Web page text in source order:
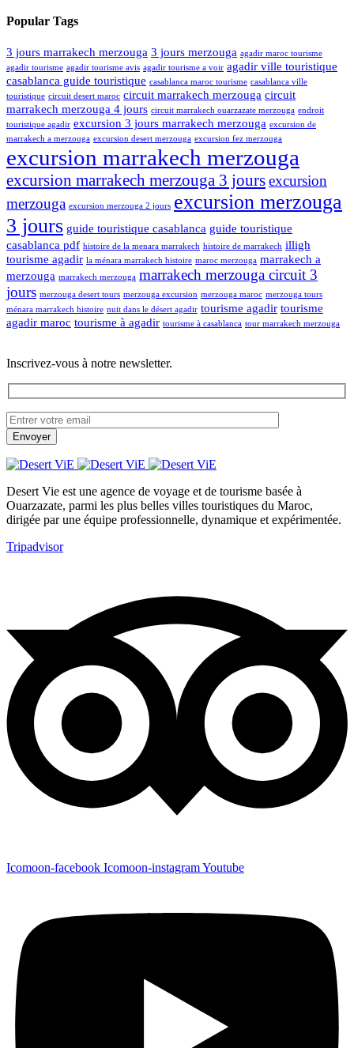
Popular Tags
3 jours marrakech merzouga 3 jours merzouga agadir maroc tourisme
agadir tourisme agadir tourisme avis agadir tourisme a voir agadir ville touristique
casablanca guide touristique casablanca maroc tourisme casablanca ville
touristique circuit desert maroc circuit marrakech merzouga circuit
marrakech merzouga 4 jours circuit marrakech ouarzazate merzouga endroit
touristique agadir excursion 3 jours marrakech merzouga excursion de
marrakech a merzouga excursion desert merzouga excursion fez merzouga
excursion marrakech merzouga
excursion marrakech merzouga 3 joursexcursion
merzouga excursion merzouga 2 jours excursion merzouga
3 jours guide touristique casablanca guide touristique
casablanca pdf histoire de la menara marrakech histoire de marrakech illigh
tourisme agadir la ménara marrakech histoire maroc merzouga marrakech a
merzouga marrakech merzouga marrakech merzouga circuit 3
jours merzouga desert tours merzouga excursion merzouga maroc merzouga tours
ménara marrakech histoire nuit dans le désert agadir tourisme agadir tourisme
agadir maroc tourisme à agadir tourisme à casablanca tour marrakech merzouga
Inscrivez-vous à notre newsletter.
Desert Vie est une agence de voyage et de tourisme basée à
Ouarzazate, parmi les plus belles villes touristiques du Maroc,
dirigée par une équipe professionnelle, dynamique et expérimentée.
Tripadvisor
Icomoon-facebook Icomoon-instagramYoutube